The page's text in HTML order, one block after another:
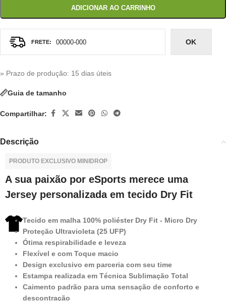
ADICIONAR AO CARRINHO
OK
» Prazo de produção: 15 dias úteis
Guia de tamanho
Compartilhar:
Descrição
PRODUTO EXCLUSIVO MINIDROP
A sua paixão por eSports merece uma
Jersey personalizada em tecido Dry Fit
Tecido em malha 100% poliéster Dry Fit - Micro Dry
Proteção Ultravioleta (25 UFP)
Ótima respirabilidade e leveza
Flexível e com Toque macio
Design exclusivo em parceria com seu time
Estampa realizada em Técnica Sublimação Total
Caimento padrão para uma sensação de conforto e
descontração